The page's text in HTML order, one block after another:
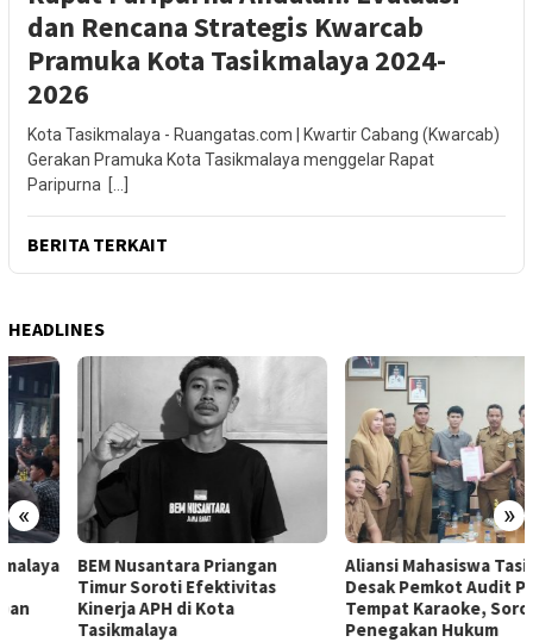
dan Rencana Strategis Kwarcab
Pramuka Kota Tasikmalaya 2024-
2026
Kota Tasikmalaya - Ruangatas.com | Kwartir Cabang (Kwarcab)
Gerakan Pramuka Kota Tasikmalaya menggelar Rapat
Paripurna […]
BERITA TERKAIT
HEADLINES
« »
BEM Nusantara Priangan
Timur Soroti Efektivitas
Kinerja APH di Kota
Tasikmalaya
Aliansi Mahasiswa Tasikmalaya
Desak Pemkot Audit Perizinan
Tempat Karaoke, Soroti
Penegakan Hukum